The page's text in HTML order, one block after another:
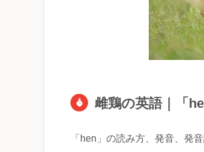
雌鶏の英語｜「
「hen」の読み方、発音、発